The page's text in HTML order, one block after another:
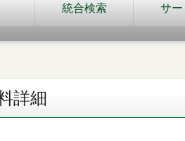
統合検索
サー
詳細